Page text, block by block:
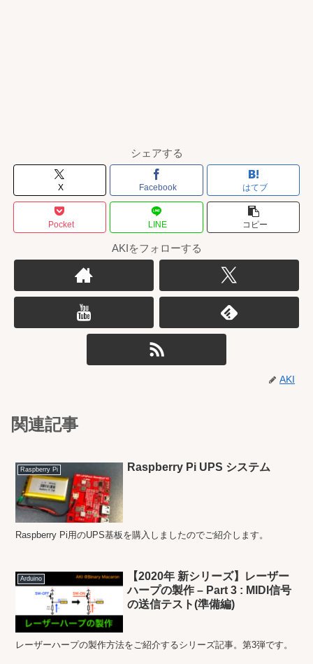
シェアする
X Facebook はてブ
Pocket LINE コピー
AKIをフォローする
AKI
関連記事
Raspberry Pi Raspberry Pi UPS システム
Raspberry Pi用のUPS基板を購入しましたのでご紹介します。
Arduino
【2020年 新シリーズ】レーザー
ハープの製作 – Part 3 : MIDI信号
の送信テスト(準備編)
レーザーハープの製作方法をご紹介するシリーズ記事。第3弾です。